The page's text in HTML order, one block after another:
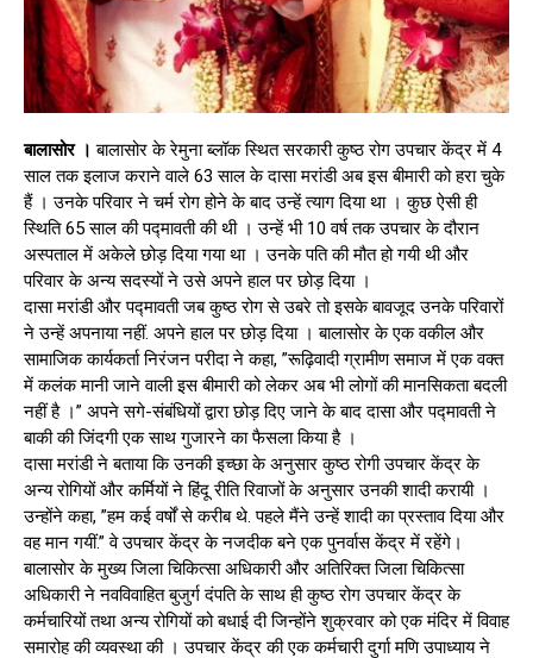
बालासोर । बालासोर के रेमुना ब्लॉक स्थित सरकारी कुष्ठ रोग उपचार केंद्र में 4
साल तक इलाज कराने वाले 63 साल के दासा मरांडी अब इस बीमारी को हरा चुके
हैं । उनके परिवार ने चर्म रोग होने के बाद उन्हें त्याग दिया था । कुछ ऐसी ही
स्थिति 65 साल की पद्मावती की थी । उन्हें भी 10 वर्ष तक उपचार के दौरान
अस्पताल में अकेले छोड़ दिया गया था । उनके पति की मौत हो गयी थी और
परिवार के अन्य सदस्यों ने उसे अपने हाल पर छोड़ दिया ।
दासा मरांडी और पद्मावती जब कुष्ठ रोग से उबरे तो इसके बावजूद उनके परिवारों
ने उन्हें अपनाया नहीं. अपने हाल पर छोड़ दिया । बालासोर के एक वकील और
सामाजिक कार्यकर्ता निरंजन परीदा ने कहा, ”रूढ़िवादी ग्रामीण समाज में एक वक्त
में कलंक मानी जाने वाली इस बीमारी को लेकर अब भी लोगों की मानसिकता बदली
नहीं है ।” अपने सगे-संबंधियों द्वारा छोड़ दिए जाने के बाद दासा और पद्मावती ने
बाकी की जिंदगी एक साथ गुजारने का फैसला किया है ।
दासा मरांडी ने बताया कि उनकी इच्छा के अनुसार कुष्ठ रोगी उपचार केंद्र के
अन्य रोगियों और कर्मियों ने हिंदू रीति रिवाजों के अनुसार उनकी शादी करायी ।
उन्होंने कहा, ”हम कई वर्षों से करीब थे. पहले मैंने उन्हें शादी का प्रस्ताव दिया और
वह मान गयीं.” वे उपचार केंद्र के नजदीक बने एक पुनर्वास केंद्र में रहेंगे।
बालासोर के मुख्य जिला चिकित्सा अधिकारी और अतिरिक्त जिला चिकित्सा
अधिकारी ने नवविवाहित बुजुर्ग दंपति के साथ ही कुष्ठ रोग उपचार केंद्र के
कर्मचारियों तथा अन्य रोगियों को बधाई दी जिन्होंने शुक्रवार को एक मंदिर में विवाह
समारोह की व्यवस्था की । उपचार केंद्र की एक कर्मचारी दुर्गा मणि उपाध्याय ने